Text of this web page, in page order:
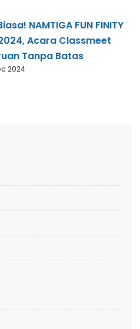
NAMTIGA FUN FINITY
2024, Acara Classmeet
Tanpa Batas
2024